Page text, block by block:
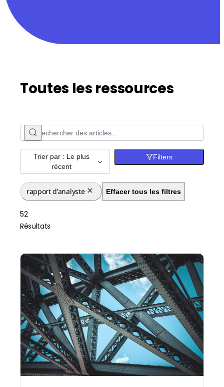
Toutes les ressources
Trier par : Le plus
récent
Filters
rapport d'analyste Effacer tous les filtres
52
Résultats